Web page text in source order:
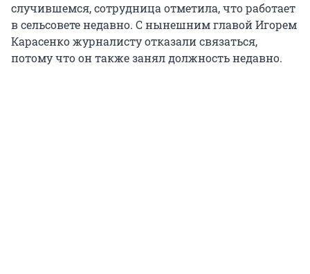
случившемся, сотрудница отметила, что работает
в сельсовете недавно. С нынешним главой Игорем
Карасенко журналисту отказали связаться,
потому что он также занял должность недавно.